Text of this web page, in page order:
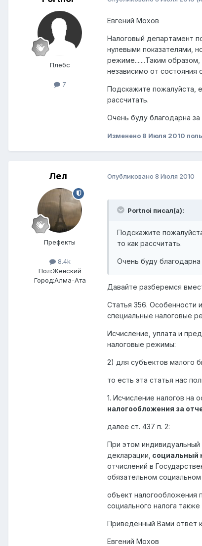
Плебс
7
Евгений Мохов
Налоговый департамент
нулевыми показателями,
режиме.......Таким
независимо от состояния
Подскажите пожалуйста,
рассчитать.
Очень буду благодарна
Изменено 8 Июля 2010
Лел
Префекты
8.4k
Пол:Женский
Город:Алма-Ата
Опубликовано 8 Июля 2010
Portnoi писал(а):
Подскажите
то как рассчитать.
Очень буду
Давайте разберемся
Статья 356. Особенности
специальные налоговые
Исчисление, уплата и
налоговые режимы:
2) для субъектов малого
то есть эта статья нас
1. Исчисление налогов на
налогообложения за
далее ст. 437 п. 2:
При этом
декларации, социальный
отчислений в
обязательном социальном
объект налогообложения
социального налога
Приведенный Вами ответ
Евгений Мохов